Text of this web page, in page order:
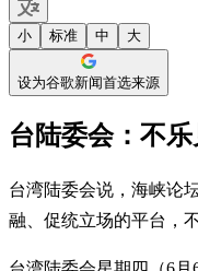
小 标准 中 大
设为谷歌新闻首选来源
台陆委会：不
台湾陆委会说，海峡论
融、促统立场的平台，